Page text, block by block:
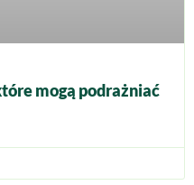
mogą podrażniać